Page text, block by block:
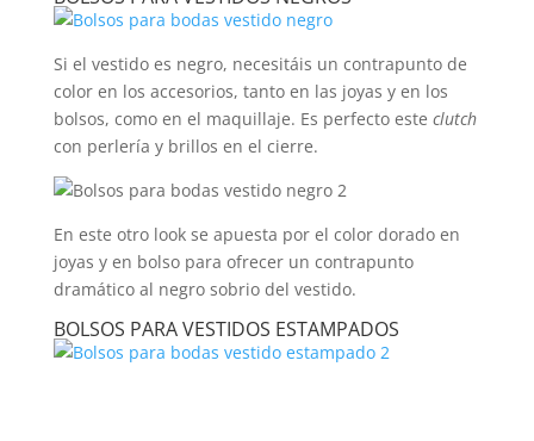
Si el vestido es negro, necesitáis un contrapunto de
color en los accesorios, tanto en las joyas y en los
bolsos, como en el maquillaje. Es perfecto este clutch
con perlería y brillos en el cierre.
En este otro look se apuesta por el color dorado en
joyas y en bolso para ofrecer un contrapunto
dramático al negro sobrio del vestido.
BOLSOS PARA VESTIDOS ESTAMPADOS